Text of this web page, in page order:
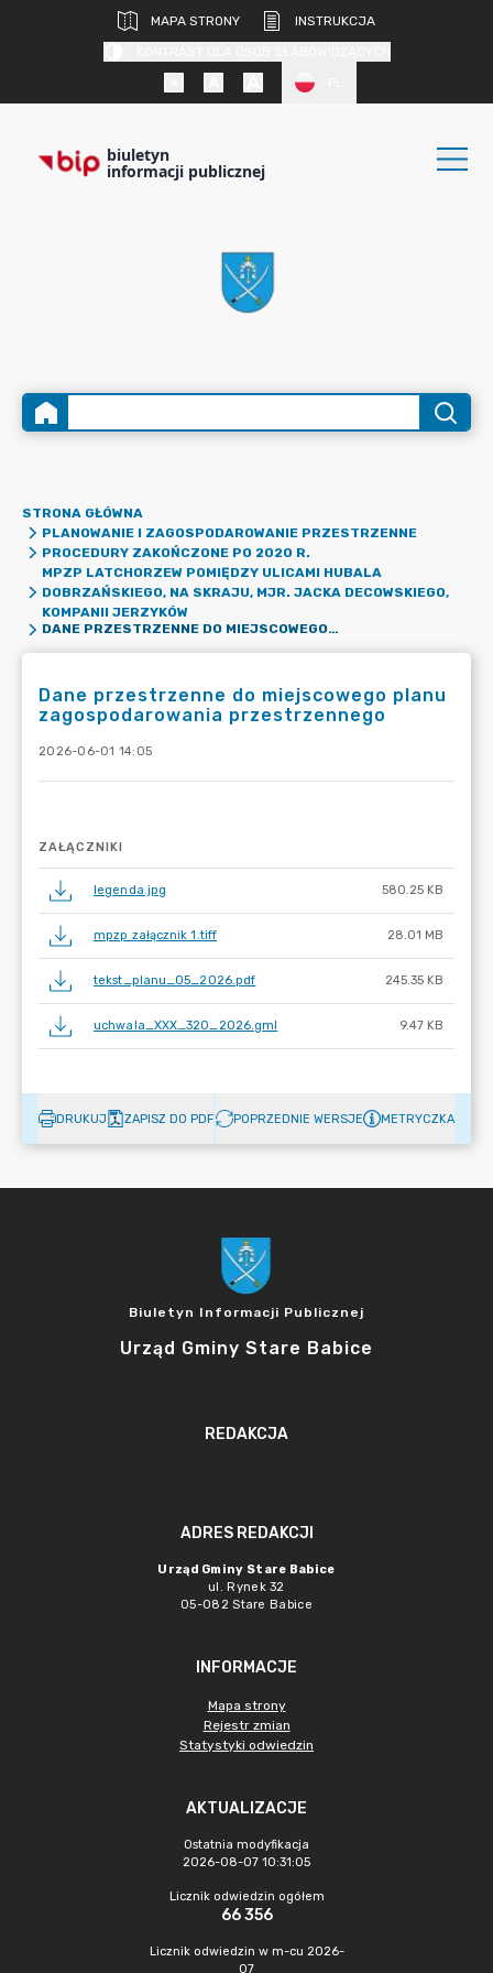
MAPA STRONY
INSTRUKCJA
biuletyn
informacji publicznej
STRONA GŁÓWNA
PLANOWANIE I ZAGOSPODAROWANIE PRZESTRZENNE
PROCEDURY ZAKOŃCZONE PO 2020 R.
MPZP LATCHORZEW POMIĘDZY ULICAMI HUBALA
DOBRZAŃSKIEGO, NA SKRAJU, MJR. JACKA DECOWSKIEGO,
KOMPANII JERZYKÓW
DANE PRZESTRZENNE DO MIEJSCOWEGO PLANU ZAGOSPODAROWANIA PRZESTRZENNEGO
Dane przestrzenne do miejscowego planu
zagospodarowania przestrzennego
2026-06-01 14:05
ZAŁĄCZNIKI
legenda.jpg 580.25 KB
mpzp załącznik 1.tiff 28.01 MB
tekst_planu_05_2026.pdf 245.35 KB
uchwala_XXX_320_2026.gml 9.47 KB
DRUKUJ ZAPISZ DO PDF POPRZEDNIE WERSJE METRYCZKA
Biuletyn Informacji Publicznej
Urząd Gminy Stare Babice
REDAKCJA
ADRES REDAKCJI
Urząd Gminy Stare Babice
ul. Rynek 32
05-082 Stare Babice
INFORMACJE
Mapa strony
Rejestr zmian
Statystyki odwiedzin
AKTUALIZACJE
Ostatnia modyfikacja
2026-08-07 10:31:05
Licznik odwiedzin ogółem
66 356
Licznik odwiedzin w m-cu 2026-
07